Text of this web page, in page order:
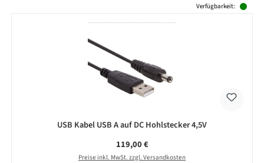
Verfügbarkeit:
USB Kabel USB A auf DC Hohlstecker 4,5V
Regulärer Preis:
119,00 €
Preise inkl. MwSt. zzgl. Versandkosten